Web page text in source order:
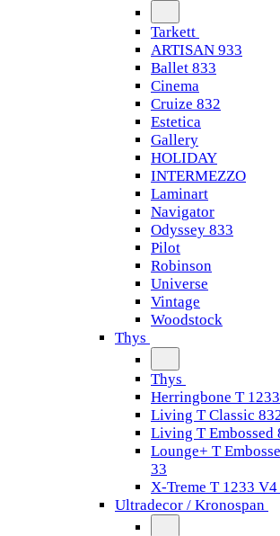
Tarkett
ARTISAN 933
Ballet 833
Cinema
Cruize 832
Estetica
Gallery
HOLIDAY
INTERMEZZO
Laminart
Navigator
Odyssey 833
Pilot
Robinson
Universe
Vintage
Woodstock
Thys
Thys
Herringbone T
Living T Classic
Living T Embossed
Lounge+ T
33
X-Treme T 1233
Ultradecor / Kronospan